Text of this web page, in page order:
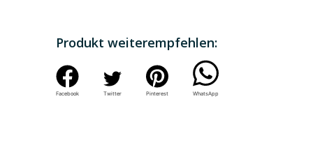
Produkt weiterempfehlen:
Facebook Twitter Pinterest WhatsApp